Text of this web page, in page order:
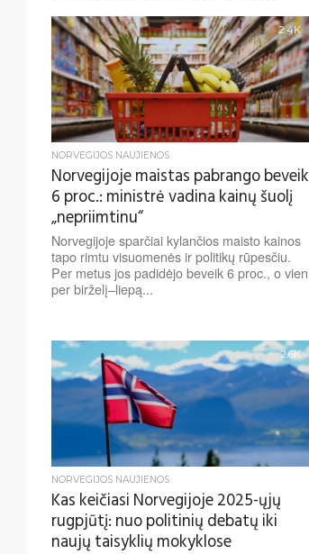
2.4K
NORVEGIJOS NAUJIENOS
Norvegijoje maistas pabrango beveik
6 proc.: ministrė vadina kainų šuolį
„nepriimtinu“
Norvegijoje sparčiai kylančios maisto kainos
tapo rimtu visuomenės ir politikų rūpesčiu.
Per metus jos padidėjo beveik 6 proc., o vien
per birželį–liepą...
2.6K
NORVEGIJOS NAUJIENOS
Kas keičiasi Norvegijoje 2025-ųjų
rugpjūtį: nuo politinių debatų iki
naujų taisyklių mokyklose